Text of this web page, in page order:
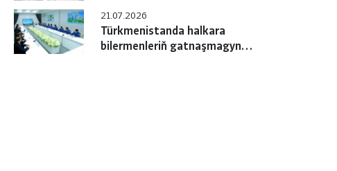
21.07.2026
Türkmenistanda halkara
bilermenleriň gatnaşmagynda